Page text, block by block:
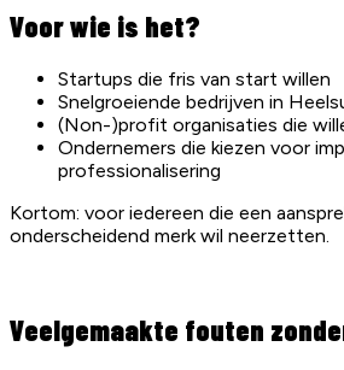
Voor wie is het?
Startups die fris van start willen
Snelgroeiende bedrijven in
(Non-)profit organisaties die
Ondernemers die kiezen voor
professionalisering
Kortom: voor iedereen die een
onderscheidend merk wil neerzetten.
Veelgemaakte fouten